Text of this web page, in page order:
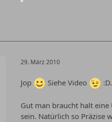
29. März 2010
Jop Siehe Video
Gut man braucht halt eine
sein. Natürlich so Präzise